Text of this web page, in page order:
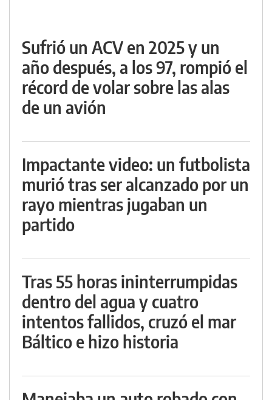
Sufrió un ACV en 2025 y un
año después, a los 97, rompió el
récord de volar sobre las alas
de un avión
Impactante video: un futbolista
murió tras ser alcanzado por un
rayo mientras jugaban un
partido
Tras 55 horas ininterrumpidas
dentro del agua y cuatro
intentos fallidos, cruzó el mar
Báltico e hizo historia